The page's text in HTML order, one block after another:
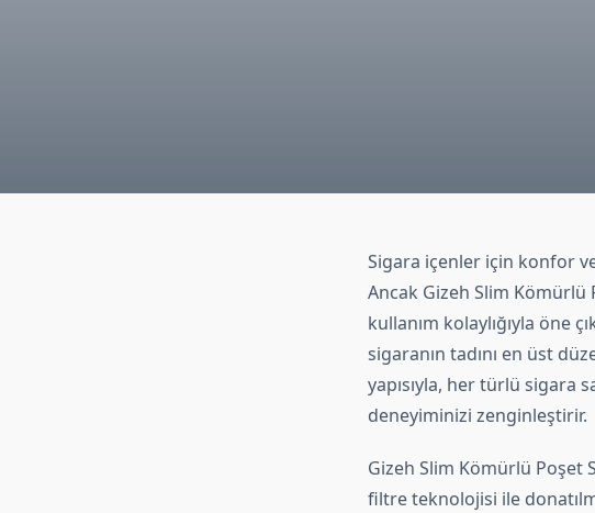
Sigara içenler için konfor
Ancak Gizeh Slim
kullanım kolaylığıyla öne
sigaranın tadını en üst
yapısıyla, her türlü sigara
deneyiminizi zenginleştirir.
Gizeh Slim Kömürlü
filtre teknolojisi ile